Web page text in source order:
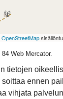
OpenStreetMap
Web Mercator.
tietojen
ennen
vihjata